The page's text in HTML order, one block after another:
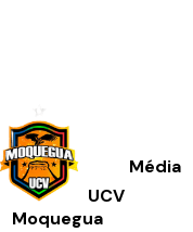
UCV
Moquegua
Média